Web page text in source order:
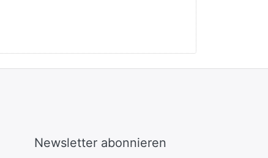
Newsletter abonnieren